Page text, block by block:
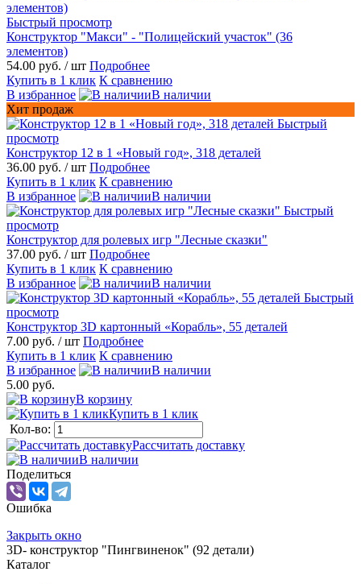
Быстрый просмотр
Конструктор "Макси" - "Полицейский участок" (36
элементов)
54.00 руб. / шт Подробнее
Купить в 1 клик К сравнению
В избранное
В наличии
Хит продаж
Быстрый
просмотр
Конструктор 12 в 1 «Новый год», 318 деталей
36.00 руб. / шт Подробнее
Купить в 1 клик К сравнению
В избранное
В наличии
Быстрый
просмотр
Конструктор для ролевых игр "Лесные сказки"
37.00 руб. / шт Подробнее
Купить в 1 клик К сравнению
В избранное
В наличии
Быстрый
просмотр
Конструктор 3D картонный «Корабль», 55 деталей
7.00 руб. / шт Подробнее
Купить в 1 клик К сравнению
В избранное
В наличии
5.00 руб.
В корзину
Купить в 1 клик
Кол-во:
Рассчитать доставку
В наличии
Поделиться
Ошибка
Закрыть окно
3D- конструктор "Пингвиненок" (92 детали)
Каталог